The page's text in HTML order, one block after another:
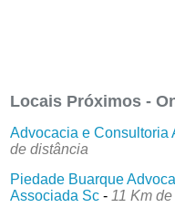
Locais Próximos -
Advocacia e Consultoria
de distância
Piedade Buarque
Associada Sc - 11 Km